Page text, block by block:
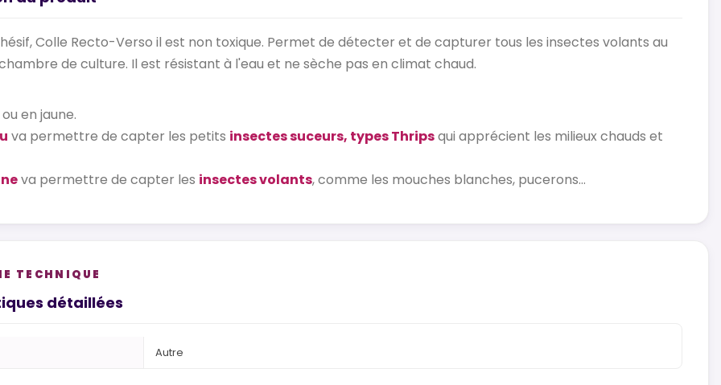
Colle Recto-Verso il est non toxique. Permet de détecter et de capturer tous les insectes volants au
de culture. Il est résistant à l'eau et ne sèche pas en climat chaud.
en jaune.
va permettre de capter les petits insectes suceurs, types Thripsqui apprécient les milieux chauds et
va permettre de capter les insectes volants, comme les mouches blanches, pucerons...
TECHNIQUE
détaillées
Autre